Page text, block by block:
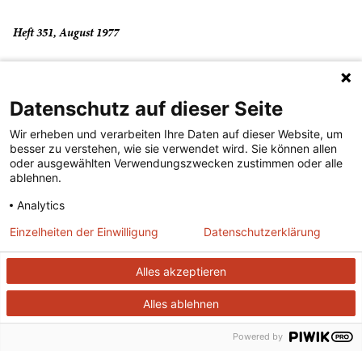
Heft 351, August 1977
(...lesen)
Heft 530, Mai 1993
Reise durch das Ungeschick
(...lesen)
Datenschutz auf dieser Seite
Wir erheben und verarbeiten Ihre Daten auf dieser Website, um
besser zu verstehen, wie sie verwendet wird. Sie können allen
oder ausgewählten Verwendungszwecken zustimmen oder alle
ablehnen.
Analytics
Alles akzeptieren
Alles ablehnen
Einzelheiten der Einwilligung Datenschutzerklärung
Powered by